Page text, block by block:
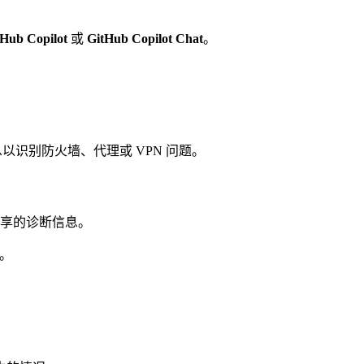
Copilot 或 GitHub Copilot Chat。
识别防火墙、代理或 VPN 问题。
的诊断信息。
。